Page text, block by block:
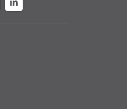
LE COMPTE FACEBOOK
VERS LE COMPTE
LIEN VERS LE COMPTE